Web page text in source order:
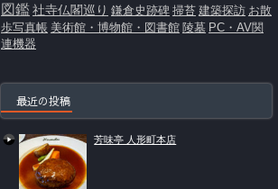
図鑑社寺仏閣巡り 鎌倉史跡碑 掃苔 建築探訪 お散
歩写真帳 美術館・博物館・図書館 陵墓 PC・AV関
連機器
最近の投稿
芳味亭 人形町本店